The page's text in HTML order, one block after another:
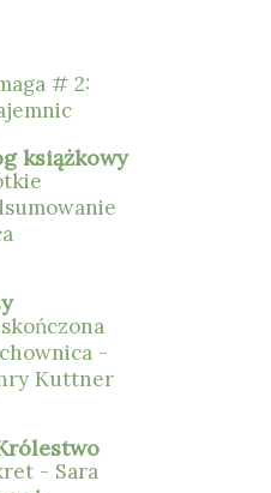
# 2:
książkowy
-
Kuttner
- Sara